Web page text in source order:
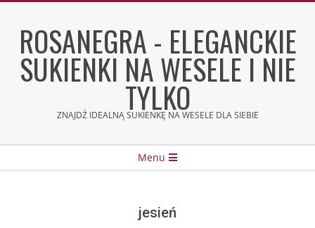
contentROSANEGRA - ELEGANCKIE
SUKIENKI NA WESELE I NIE
TYLKO
ZNAJDŹ IDEALNĄ SUKIENKĘ NA WESELE DLA SIEBIE
Menu
jesień